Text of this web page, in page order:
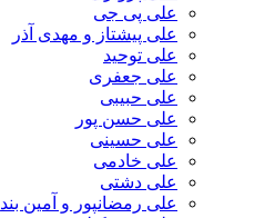
علی پی جی
علی پیشتاز و مهدی آذر
علی توحید
علی جعفری
علی حبیبی
علی حسن پور
علی حسینی
علی خادمی
علی دشتی
علی رمضانپور و آمین بند